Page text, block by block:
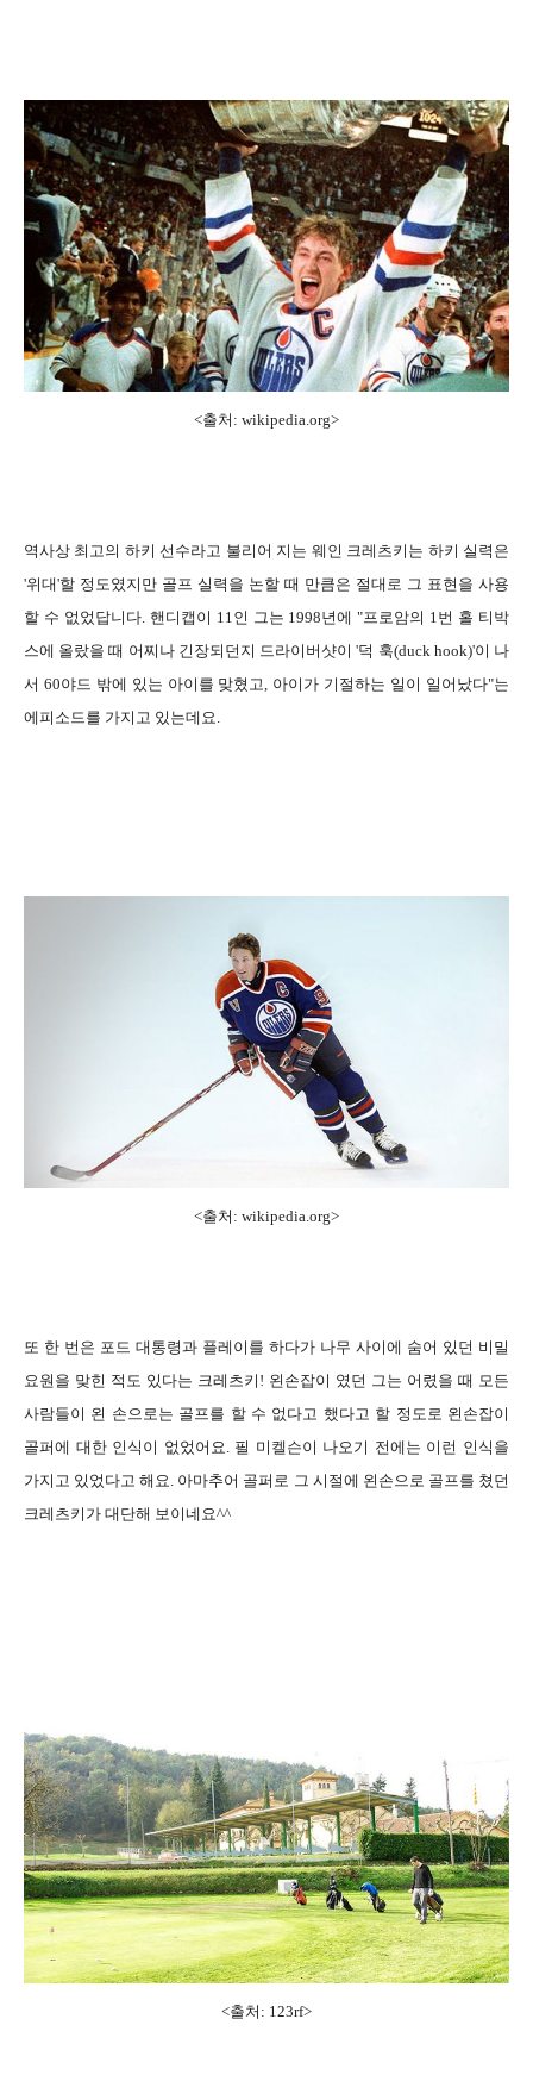
<출처: wikipedia.org>
역사상 최고의 하키 선수라고 불리어 지는 웨인 크레츠키는 하키 실력은
'위대'할 정도였지만 골프 실력을 논할 때 만큼은 절대로 그 표현을 사용
할 수 없었답니다. 핸디캡이 11인 그는 1998년에 "프로암의 1번 홀 티박
스에 올랐을 때 어찌나 긴장되던지 드라이버샷이 '덕 훅(duck hook)'이 나
서 60야드 밖에 있는 아이를 맞혔고, 아이가 기절하는 일이 일어났다"는
에피소드를 가지고 있는데요.
<출처: wikipedia.org>
또 한 번은 포드 대통령과 플레이를 하다가 나무 사이에 숨어 있던 비밀
요원을 맞힌 적도 있다는 크레츠키! 왼손잡이 였던 그는 어렸을 때 모든
사람들이 왼 손으로는 골프를 할 수 없다고 했다고 할 정도로 왼손잡이
골퍼에 대한 인식이 없었어요. 필 미켈슨이 나오기 전에는 이런 인식을
가지고 있었다고 해요. 아마추어 골퍼로 그 시절에 왼손으로 골프를 쳤던
크레츠키가 대단해 보이네요^^
<출처: 123rf>